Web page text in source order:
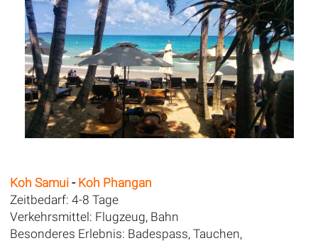
Koh Samui- Koh Phangan
Zeitbedarf: 4-8 Tage
Verkehrsmittel: Flugzeug, Bahn
Besonderes Erlebnis: Badespass, Tauchen,